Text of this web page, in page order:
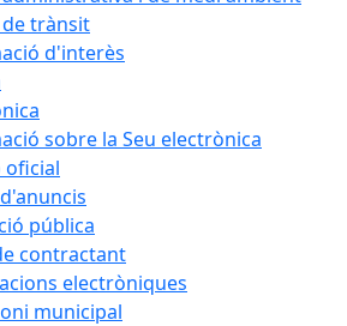
de trànsit
d'interès
sobre la Seu electrònica
pública
contractant
electròniques
municipal